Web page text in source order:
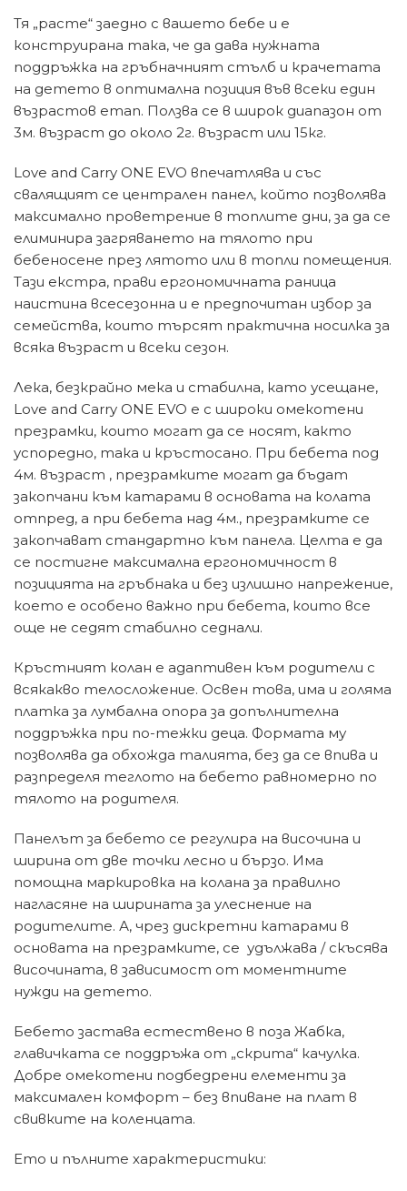
Тя „расте“ заедно с вашето бебе и е
конструирана така, че да дава нужната
поддръжка на гръбначният стълб и крачетата
на детето в оптимална позиция във всеки един
възрастов етап. Ползва се в широк диапазон от
3м. възраст до около 2г. възраст или 15кг.
Love and Carry ONE EVO впечатлява и със
свалящият се централен панел, който позволява
максимално проветрение в топлите дни, за да се
елиминира загряването на тялото при
бебеносене през лятото или в топли помещения.
Тази екстра, прави ергономичната раница
наистина всесезонна и е предпочитан избор за
семейства, които търсят практична носилка за
всяка възраст и всеки сезон.
Лека, безкрайно мека и стабилна, като усещане,
Love and Carry ONE EVO е с широки омекотени
презрамки, които могат да се носят, както
успоредно, така и кръстосано. При бебета под
4м. възраст , презрамките могат да бъдат
закопчани към катарами в основата на колата
отпред, а при бебета над 4м., презрамките се
закопчават стандартно към панела. Целта е да
се постигне максимална ергономичност в
позицията на гръбнака и без излишно напрежение,
което е особено важно при бебета, които все
още не седят стабилно седнали.
Кръстният колан е адаптивен към родители с
всякакво телосложение. Освен това, има и голяма
платка за лумбална опора за допълнителна
поддръжка при по-тежки деца. Формата му
позволява да обхожда талията, без да се впива и
разпределя теглото на бебето равномерно по
тялото на родителя.
Панелът за бебето се регулира на височина и
ширина от две точки лесно и бързо. Има
помощна маркировка на колана за правилно
нагласяне на ширината за улеснение на
родителите. А, чрез дискретни катарами в
основата на презрамките, се удължава / скъсява
височината, в зависимост от моментните
нужди на детето.
Бебето застава естествено в поза Жабка,
главичката се поддръжа от „скрита“ качулка.
Добре омекотени подбедрени елементи за
максимален комфорт – без впиване на плат в
свивките на коленцата.
Ето и пълните характеристики: